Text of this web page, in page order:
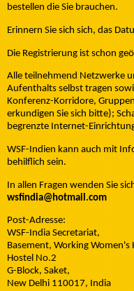
bestellen die Sie brauchen.
Erinnern Sie sich sich, das
Die Registrierung ist schon
Alle teilnehmend Netzwerke
Aufenthalts selbst tragen
Konferenz-Korridore,
erkundigen Sie sich bitte);
begrenzte Internet-
WSF-Indien kann auch mit
behilflich sein.
In allen Fragen wenden Sie
wsfindia@hotmail.com
Post-Adresse:
WSF-India Secretariat,
Basement, Working Women's
Hostel No.2
G-Block, Saket,
New Delhi 110017, India